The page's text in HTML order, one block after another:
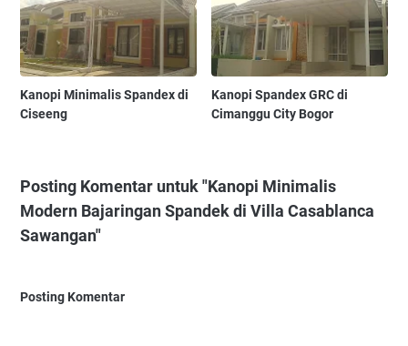
Kanopi Minimalis Spandex di
Ciseeng
Kanopi Spandex GRC di
Cimanggu City Bogor
Posting Komentar untuk "Kanopi Minimalis
Modern Bajaringan Spandek di Villa Casablanca
Sawangan"
Posting Komentar